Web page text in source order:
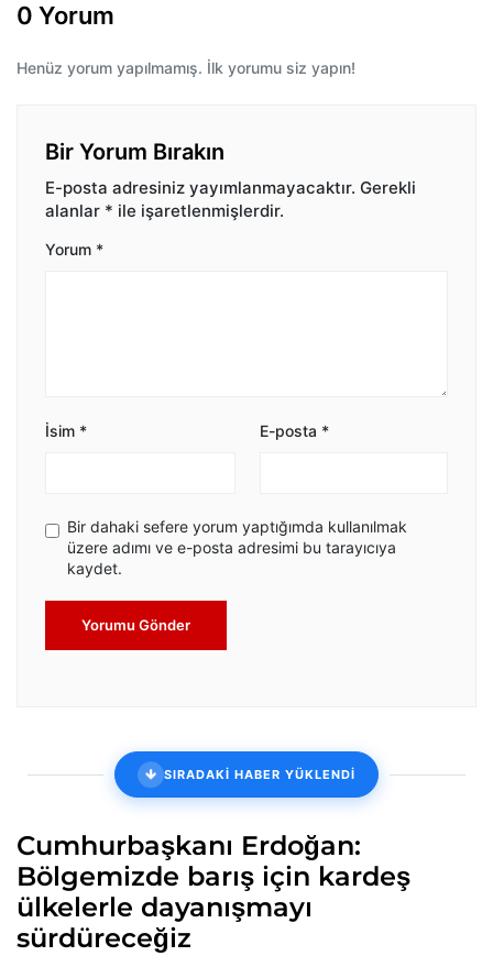
0 Yorum
Henüz yorum yapılmamış. İlk yorumu siz yapın!
Bir Yorum Bırakın
E-posta adresiniz yayımlanmayacaktır. Gerekli
alanlar * ile işaretlenmişlerdir.
Yorum *
İsim * E-posta *
Bir dahaki sefere yorum yaptığımda kullanılmak
üzere adımı ve e-posta adresimi bu tarayıcıya
kaydet.
Yorumu Gönder
SIRADAKİ HABER YÜKLENDİ
Cumhurbaşkanı Erdoğan:
Bölgemizde barış için kardeş
ülkelerle dayanışmayı
sürdüreceğiz